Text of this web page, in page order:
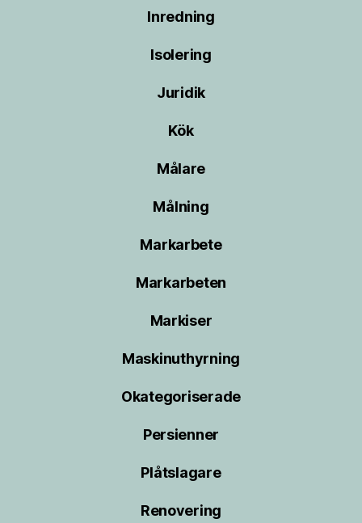
Inredning
Isolering
Juridik
Kök
Målare
Målning
Markarbete
Markarbeten
Markiser
Maskinuthyrning
Okategoriserade
Persienner
Plåtslagare
Renovering